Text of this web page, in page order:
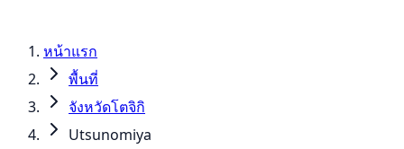
หน้าแรก
พื้นที่
จังหวัดโตจิกิ
Utsunomiya